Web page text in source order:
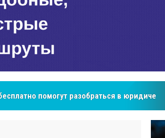
сердца покупателей Центральной Азии